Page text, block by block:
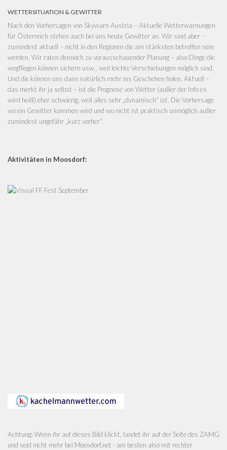
WETTERSITUATION & GEWITTER
Nach den Vorhersagen von Skywarn Austria – Aktuelle Wetterwarnungen
für Österreich stehen auch bei uns heute Gewitter an. Wir sind aber –
zumindest aktuell – nicht in den Regionen die am stärksten betroffen sein
werden. Wir raten dennoch zu vorausschauender Planung – also Dinge die
wegfliegen können sichern usw., weil leichte Verschiebungen möglich sind.
Und die können uns dann natürlich mehr ins Geschehen holen. Aktuell –
das merkt ihr ja selbst – ist die Prognose von Wetter (außer der Info es
wird heiß) eher schwierig, weil alles sehr „dynamisch“ ist. Die Vorhersage
wo ein Gewitter kommen wird und wo nicht ist praktisch unmöglich außer
zumindest ungefähr „kurz vorher“.
Aktivitäten in Moosdorf:
Achtung: Wenn ihr auf dieses Bild klickt, landet ihr auf der Seite des ZAMG
und seid nicht mehr bei Moosdorf.net - am besten also mit rechter